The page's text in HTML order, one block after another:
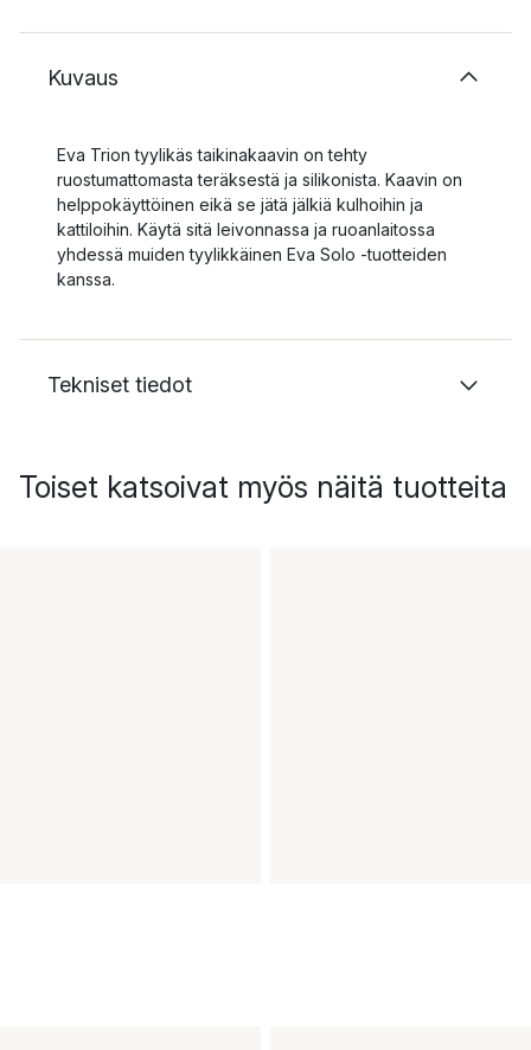
Kuvaus
Eva Trion tyylikäs taikinakaavin on tehty
ruostumattomasta teräksestä ja silikonista. Kaavin on
helppokäyttöinen eikä se jätä jälkiä kulhoihin ja
kattiloihin. Käytä sitä leivonnassa ja ruoanlaitossa
yhdessä muiden tyylikkäinen Eva Solo -tuotteiden
kanssa.
Tekniset tiedot
Toiset katsoivat myös näitä tuotteita